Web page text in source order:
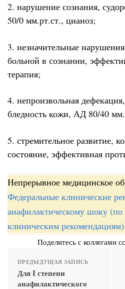
2. нарушение сознания,
50/0 мм.рт.ст., цианоз;
3. незначительные
больной в сознании,
терапия;
4. непроизвольная
бледность кожи, АД 80/40
5. стремительное развитие,
состояние, эффективная
Непрерывное медицинское
Федеральные клинические
анафилактическому шоку
клиническим рекомендациям).
Поделитесь с коллегами
ПРЕДЫДУЩАЯ ЗАПИСЬ
Для I степени
анафилактического